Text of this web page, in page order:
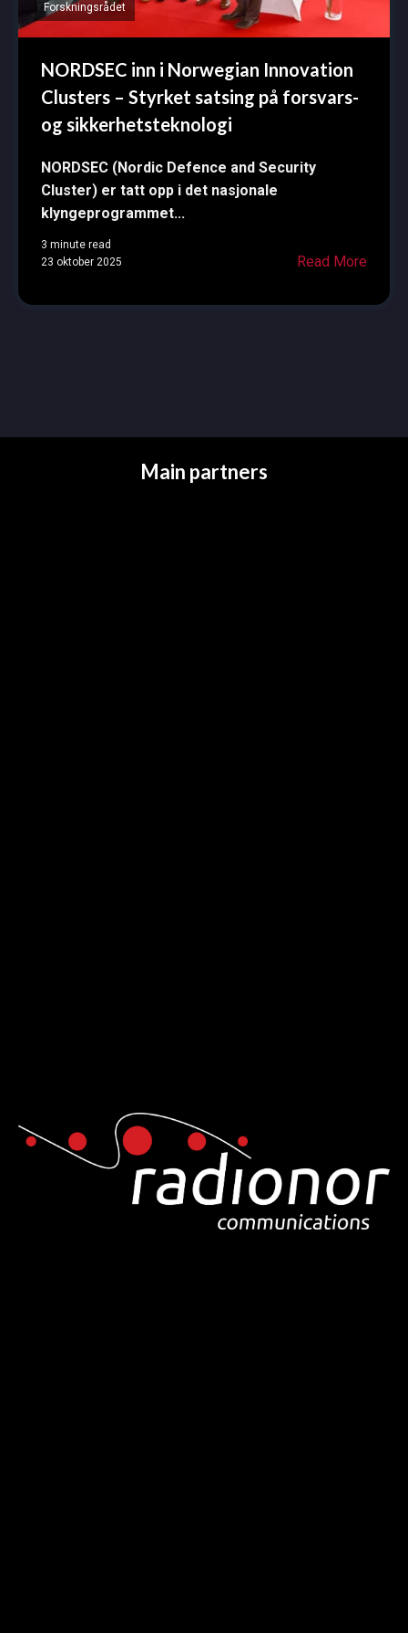
Forskningsrådet
NORDSEC inn i Norwegian Innovation
Clusters – Styrket satsing på forsvars-
og sikkerhetsteknologi
NORDSEC (Nordic Defence and Security
Cluster) er tatt opp i det nasjonale
klyngeprogrammet...
3 minute read
23 oktober 2025
Read More
Main partners